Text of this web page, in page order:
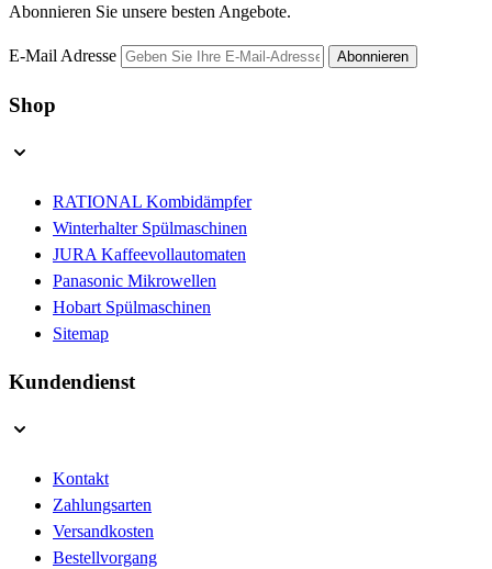
Abonnieren Sie unsere besten Angebote.
E-Mail Adresse Abonnieren
Shop
RATIONAL Kombidämpfer
Winterhalter Spülmaschinen
JURA Kaffeevollautomaten
Panasonic Mikrowellen
Hobart Spülmaschinen
Sitemap
Kundendienst
Kontakt
Zahlungsarten
Versandkosten
Bestellvorgang